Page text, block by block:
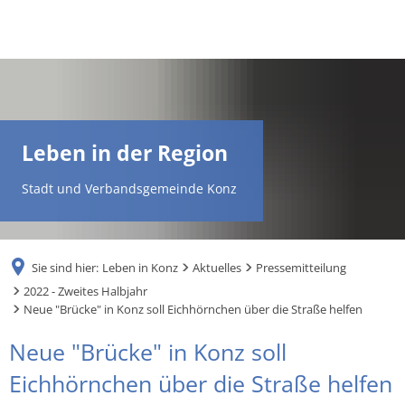
UK
Leben in der Region
Stadt und Verbandsgemeinde Konz
Sie sind hier: Leben in Konz Aktuelles
Pressemitteilung
2022 - Zweites Halbjahr
Neue "Brücke" in Konz soll Eichhörnchen über die Straße helfen
Neue "Brücke" in Konz soll
Eichhörnchen über die Straße helfen